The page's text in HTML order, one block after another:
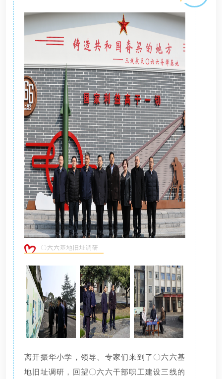
〇六六基地旧址调研
离开振华小学，领导、专家们来到了〇六六基
地旧址调研，回望〇六六干部职工建设三线的